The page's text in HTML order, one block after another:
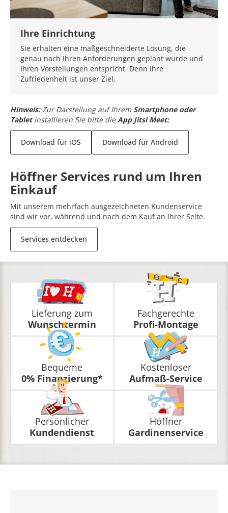
Ihre Einrichtung
Sie erhalten eine maßgeschneiderte Lösung, die
genau nach Ihren Anforderungen geplant wurde und
Ihren Vorstellungen entspricht. Denn Ihre
Zufriedenheit ist unser Ziel.
Hinweis: Zur Darstellung auf Ihrem Smartphone oder
Tabletinstallieren Sie bitte dieApp Jitsi Meet:
Download für iOS Download für Android
Höffner Services rund um Ihren
Einkauf
Mit unserem mehrfach ausgezeichneten Kundenservice
sind wir vor, während und nach dem Kauf an Ihrer Seite.
Services entdecken
Lieferung zum
Wunschtermin
Fachgerechte
Profi-Montage
Bequeme
0% Finanzierung*
Kostenloser
Aufmaß-Service
Persönlicher
Kundendienst
Höffner
Gardinenservice